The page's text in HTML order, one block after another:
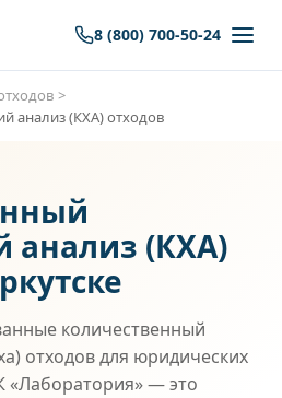
8 (800) 700-50-24
анализ (КХА) отходов
анализ (КХА)
количественный
отходов для юридических
«Лаборатория» — это